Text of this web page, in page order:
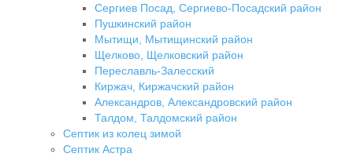
Сергиев Посад, Сергиево-Посадский район
Пушкинский район
Мытищи, Мытищинский район
Щелково, Щелковский район
Переславль-Залесский
Киржач, Киржачский район
Александров, Александровский район
Талдом, Талдомский район
Септик из колец зимой
Септик Астра